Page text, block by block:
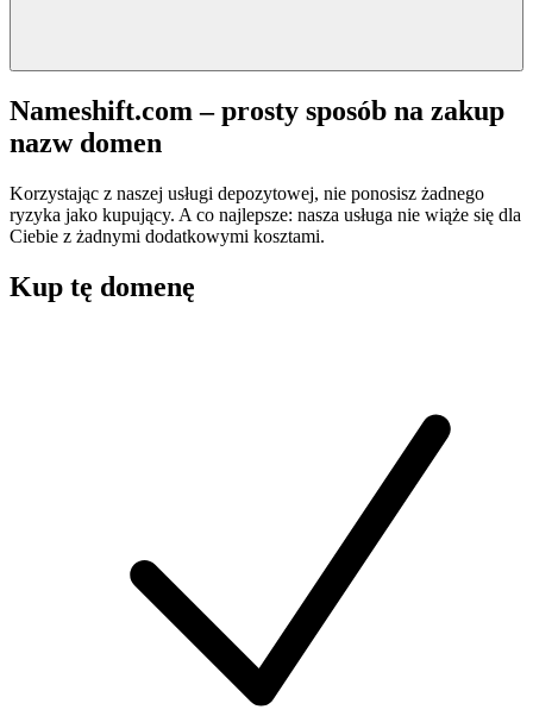
Nameshift.com – prosty sposób na zakup
nazw domen
Korzystając z naszej usługi depozytowej, nie ponosisz żadnego
ryzyka jako kupujący. A co najlepsze: nasza usługa nie wiąże się dla
Ciebie z żadnymi dodatkowymi kosztami.
Kup tę domenę